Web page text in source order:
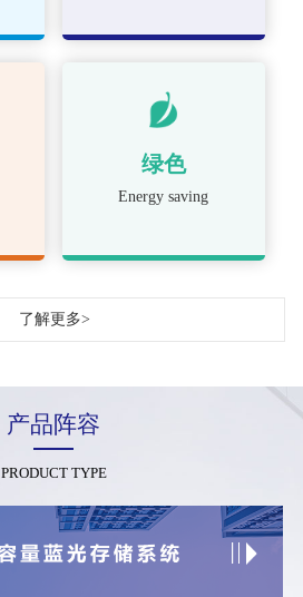
绿色
Energy saving
了解更多>
产品阵容
PRODUCT TYPE